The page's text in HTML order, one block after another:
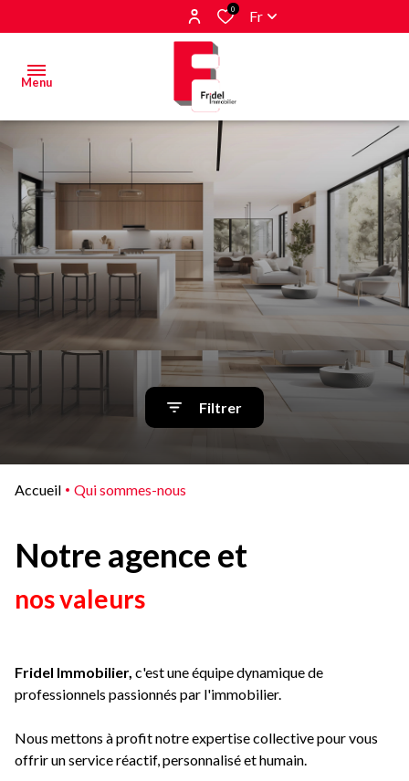
0 Fr
Menu
Estimer
&
Vendre
Biens
vendus
Alerte
E-mail
Filtrer
Accueil Qui sommes-nous
Notre agence et
nos valeurs
Fridel Immobilier, c'est une équipe dynamique de
professionnels passionnés par l'immobilier.
Nous mettons à profit notre expertise collective pour vous
offrir un service réactif, personnalisé et humain.